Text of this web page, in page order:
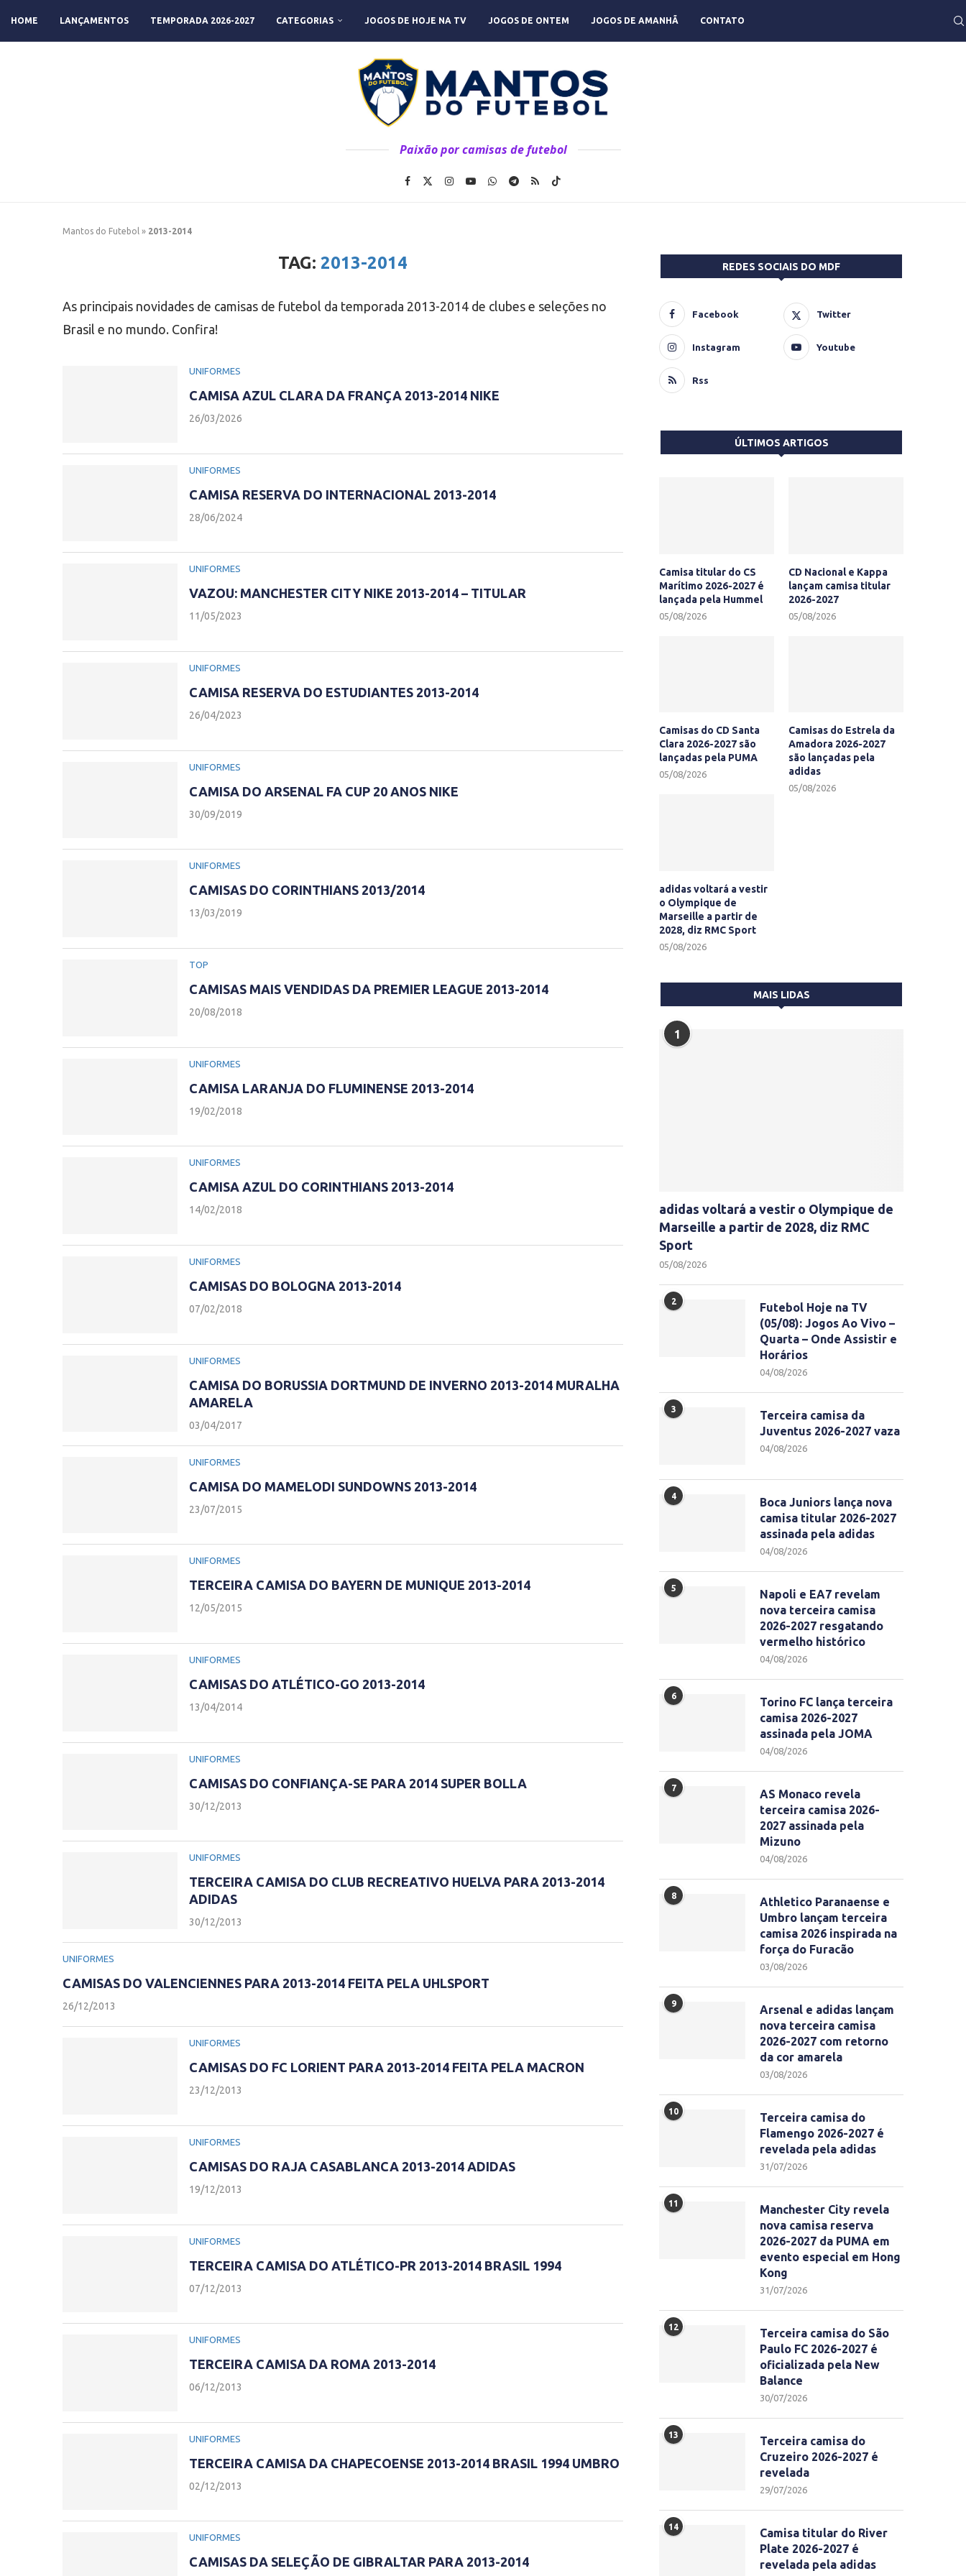
HOME LANÇAMENTOS TEMPORADA 2026-2027 CATEGORIAS JOGOS DE HOJE NA TV JOGOS DE ONTEM JOGOS DE AMANHÃ CONTATO
Paixão por camisas de futebol
Mantos do Futebol » 2013-2014
TAG: 2013-2014
As principais novidades de camisas de futebol da temporada 2013-2014 de clubes e seleções no
Brasil e no mundo. Confira!
UNIFORMES
CAMISA AZUL CLARA DA FRANÇA 2013-2014 NIKE
26/03/2026
UNIFORMES
CAMISA RESERVA DO INTERNACIONAL 2013-2014
28/06/2024
UNIFORMES
VAZOU: MANCHESTER CITY NIKE 2013-2014 – TITULAR
11/05/2023
UNIFORMES
CAMISA RESERVA DO ESTUDIANTES 2013-2014
26/04/2023
UNIFORMES
CAMISA DO ARSENAL FA CUP 20 ANOS NIKE
30/09/2019
UNIFORMES
CAMISAS DO CORINTHIANS 2013/2014
13/03/2019
TOP
CAMISAS MAIS VENDIDAS DA PREMIER LEAGUE 2013-2014
20/08/2018
UNIFORMES
CAMISA LARANJA DO FLUMINENSE 2013-2014
19/02/2018
UNIFORMES
CAMISA AZUL DO CORINTHIANS 2013-2014
14/02/2018
UNIFORMES
CAMISAS DO BOLOGNA 2013-2014
07/02/2018
UNIFORMES
CAMISA DO BORUSSIA DORTMUND DE INVERNO 2013-2014 MURALHA
AMARELA
03/04/2017
UNIFORMES
CAMISA DO MAMELODI SUNDOWNS 2013-2014
23/07/2015
UNIFORMES
TERCEIRA CAMISA DO BAYERN DE MUNIQUE 2013-2014
12/05/2015
UNIFORMES
CAMISAS DO ATLÉTICO-GO 2013-2014
13/04/2014
UNIFORMES
CAMISAS DO CONFIANÇA-SE PARA 2014 SUPER BOLLA
30/12/2013
UNIFORMES
TERCEIRA CAMISA DO CLUB RECREATIVO HUELVA PARA 2013-2014
ADIDAS
30/12/2013
UNIFORMES
CAMISAS DO VALENCIENNES PARA 2013-2014 FEITA PELA UHLSPORT
26/12/2013
UNIFORMES
CAMISAS DO FC LORIENT PARA 2013-2014 FEITA PELA MACRON
23/12/2013
UNIFORMES
CAMISAS DO RAJA CASABLANCA 2013-2014 ADIDAS
19/12/2013
UNIFORMES
TERCEIRA CAMISA DO ATLÉTICO-PR 2013-2014 BRASIL 1994
07/12/2013
UNIFORMES
TERCEIRA CAMISA DA ROMA 2013-2014
06/12/2013
UNIFORMES
TERCEIRA CAMISA DA CHAPECOENSE 2013-2014 BRASIL 1994 UMBRO
02/12/2013
UNIFORMES
CAMISAS DA SELEÇÃO DE GIBRALTAR PARA 2013-2014
REDES SOCIAIS DO MDF
Facebook Twitter
Instagram Youtube
Rss
ÚLTIMOS ARTIGOS
Camisa titular do CS
Marítimo 2026-2027 é
lançada pela Hummel
05/08/2026
CD Nacional e Kappa
lançam camisa titular
2026-2027
05/08/2026
Camisas do CD Santa
Clara 2026-2027 são
lançadas pela PUMA
05/08/2026
Camisas do Estrela da
Amadora 2026-2027
são lançadas pela
adidas
05/08/2026
adidas voltará a vestir
o Olympique de
Marseille a partir de
2028, diz RMC Sport
05/08/2026
MAIS LIDAS
1
adidas voltará a vestir o Olympique de
Marseille a partir de 2028, diz RMC
Sport
05/08/2026
2
Futebol Hoje na TV
(05/08): Jogos Ao Vivo –
Quarta – Onde Assistir e
Horários
04/08/2026
3
Terceira camisa da
Juventus 2026-2027 vaza
04/08/2026
4
Boca Juniors lança nova
camisa titular 2026-2027
assinada pela adidas
04/08/2026
5
Napoli e EA7 revelam
nova terceira camisa
2026-2027 resgatando
vermelho histórico
04/08/2026
6
Torino FC lança terceira
camisa 2026-2027
assinada pela JOMA
04/08/2026
7
AS Monaco revela
terceira camisa 2026-
2027 assinada pela
Mizuno
04/08/2026
8
Athletico Paranaense e
Umbro lançam terceira
camisa 2026 inspirada na
força do Furacão
03/08/2026
9
Arsenal e adidas lançam
nova terceira camisa
2026-2027 com retorno
da cor amarela
03/08/2026
10
Terceira camisa do
Flamengo 2026-2027 é
revelada pela adidas
31/07/2026
11
Manchester City revela
nova camisa reserva
2026-2027 da PUMA em
evento especial em Hong
Kong
31/07/2026
12
Terceira camisa do São
Paulo FC 2026-2027 é
oficializada pela New
Balance
30/07/2026
13
Terceira camisa do
Cruzeiro 2026-2027 é
revelada
29/07/2026
14
Camisa titular do River
Plate 2026-2027 é
revelada pela adidas